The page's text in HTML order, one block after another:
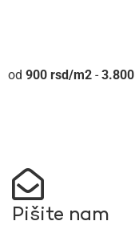
900 rsd - 3.800
Pišite nam